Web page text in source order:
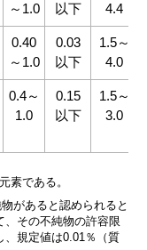
～1.0
以下
4.4
0.40
～1.0
0.03
以下
1.5～
4.0
0.4～
1.0
0.15
以下
1.5～
3.0
素である。
があると認められると
、その不純物の許容限
、規定値は0.01％（質